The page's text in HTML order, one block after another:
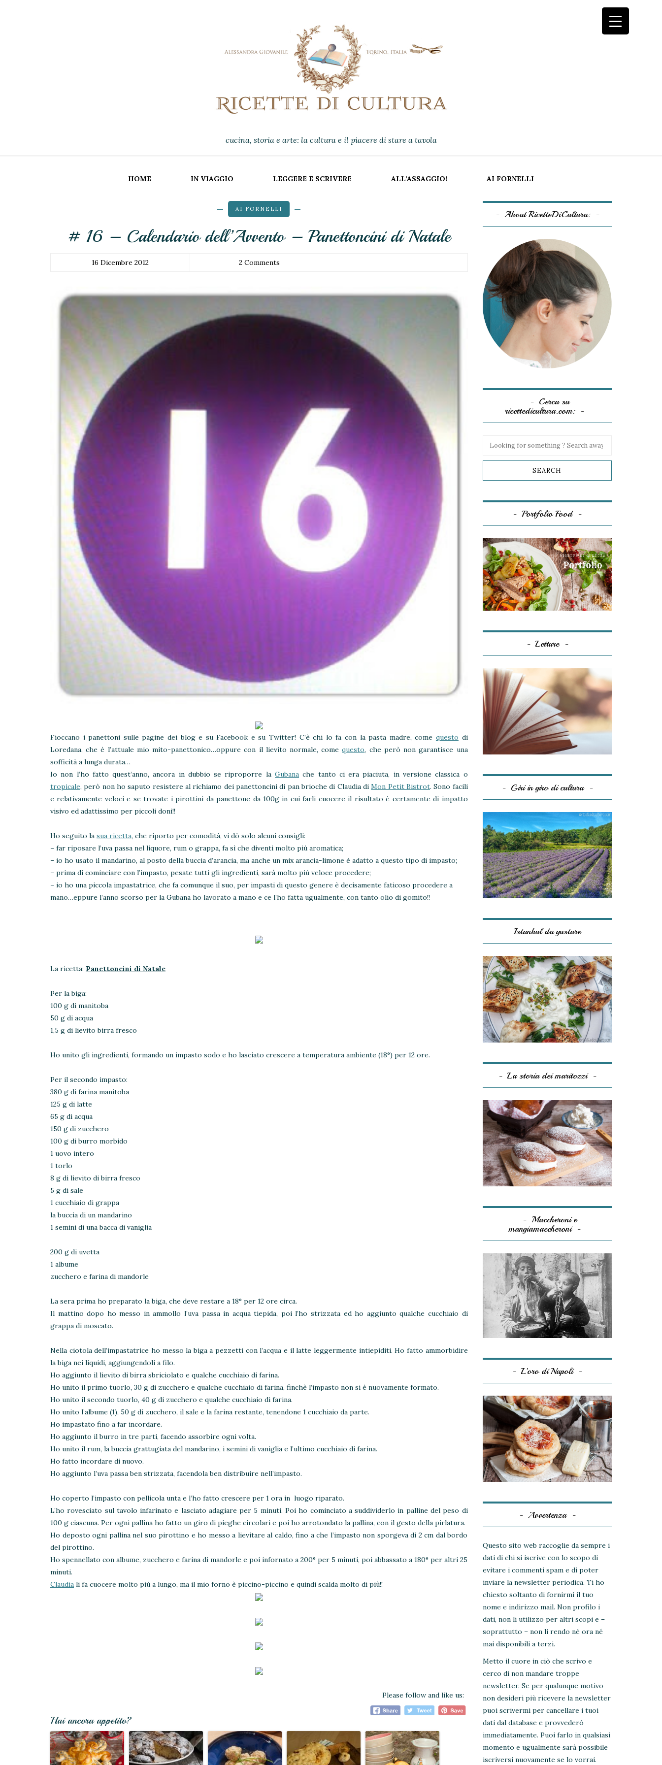
cucina, storia e arte: la cultura e il piacere di stare a tavola
HOME IN VIAGGIO LEGGERE E SCRIVERE ALL’ASSAGGIO! AI FORNELLI
AI FORNELLI
# 16 – Calendario dell’Avvento – Panettoncini di Natale
16 Dicembre 2012 2 Comments
Fioccano i panettoni sulle pagine dei blog e su Facebook e su Twitter! C’è chi lo fa con la pasta madre, come questo di
Loredana, che è l’attuale mio mito-panettonico…oppure con il lievito normale, comequesto, che però non garantisce una
sofficità a lunga durata…
Io non l’ho fatto quest’anno, ancora in dubbio se riproporre laGubana che tanto ci era piaciuta, in versione classica o
tropicale, però non ho saputo resistere al richiamo dei panettoncini di pan brioche di Claudia di Mon Petit Bistrot. Sono facili
e relativamente veloci e se trovate i pirottini da panettone da 100g in cui farli cuocere il risultato è certamente di impatto
visivo ed adattissimo per piccoli doni!!
Ho seguito la sua ricetta, che riporto per comodità, vi dò solo alcuni consigli:
– far riposare l’uva passa nel liquore, rum o grappa, fa sì che diventi molto più aromatica;
– io ho usato il mandarino, al posto della buccia d’arancia, ma anche un mix arancia-limone è adatto a questo tipo di impasto;
– prima di cominciare con l’impasto, pesate tutti gli ingredienti, sarà molto più veloce procedere;
– io ho una piccola impastatrice, che fa comunque il suo, per impasti di questo genere è decisamente faticoso procedere a
mano…eppure l’anno scorso per la Gubana ho lavorato a mano e ce l’ho fatta ugualmente, con tanto olio di gomito!!
La ricetta: Panettoncini di Natale
Per la biga:
100 g di manitoba
50 g di acqua
1,5 g di lievito birra fresco
Ho unito gli ingredienti, formando un impasto sodo e ho lasciato crescere a temperatura ambiente (18°) per 12 ore.
Per il secondo impasto:
380 g di farina manitoba
125 g di latte
65 g di acqua
150 g di zucchero
100 g di burro morbido
1 uovo intero
1 torlo
8 g di lievito di birra fresco
5 g di sale
1 cucchiaio di grappa
la buccia di un mandarino
1 semini di una bacca di vaniglia
200 g di uvetta
1 albume
zucchero e farina di mandorle
La sera prima ho preparato la biga, che deve restare a 18° per 12 ore circa.
Il mattino dopo ho messo in ammollo l’uva passa in acqua tiepida, poi l’ho strizzata ed ho aggiunto qualche cucchiaio di
grappa di moscato.
Nella ciotola dell’impastatrice ho messo la biga a pezzetti con l’acqua e il latte leggermente intiepiditi. Ho fatto ammorbidire
la biga nei liquidi, aggiungendoli a filo.
Ho aggiunto il lievito di birra sbriciolato e qualche cucchiaio di farina.
Ho unito il primo tuorlo, 30 g di zucchero e qualche cucchiaio di farina, finchè l’impasto non si è nuovamente formato.
Ho unito il secondo tuorlo, 40 g di zucchero e qualche cucchiaio di farina.
Ho unito l’albume (1), 50 g di zucchero, il sale e la farina restante, tenendone 1 cucchiaio da parte.
Ho impastato fino a far incordare.
Ho aggiunto il burro in tre parti, facendo assorbire ogni volta.
Ho unito il rum, la buccia grattugiata del mandarino, i semini di vaniglia e l’ultimo cucchiaio di farina.
Ho fatto incordare di nuovo.
Ho aggiunto l’uva passa ben strizzata, facendola ben distribuire nell’impasto.
Ho coperto l’impasto con pellicola unta e l’ho fatto crescere per 1 ora in luogo riparato.
L’ho rovesciato sul tavolo infarinato e lasciato adagiare per 5 minuti. Poi ho cominciato a suddividerlo in palline del peso di
100 g ciascuna. Per ogni pallina ho fatto un giro di pieghe circolari e poi ho arrotondato la pallina, con il gesto della pirlatura.
Ho deposto ogni pallina nel suo pirottino e ho messo a lievitare al caldo, fino a che l’impasto non sporgeva di 2 cm dal bordo
del pirottino.
Ho spennellato con albume, zucchero e farina di mandorle e poi infornato a 200° per 5 minuti, poi abbassato a 180° per altri 25
minuti.
Claudia li fa cuocere molto più a lungo, ma il mio forno è piccino-piccino e quindi scalda molto di più!!
Please follow and like us:
Hai ancora appetito?
About RicetteDiCultura:
Cerca su
ricettedicultura.com:
Portfolio Food
Letture
Giri in giro di cultura
Istanbul da gustare
La storia dei maritozzi
Maccheroni e
mangiamaccheroni
L’oro di Napoli
Avvertenza
Questo sito web raccoglie da sempre i
dati di chi si iscrive con lo scopo di
evitare i commenti spam e di poter
inviare la newsletter periodica. Ti ho
chiesto soltanto di fornirmi il tuo
nome e indirizzo mail. Non profilo i
dati, non li utilizzo per altri scopi e –
soprattutto – non li rendo né ora né
mai disponibili a terzi.
Metto il cuore in ciò che scrivo e
cerco di non mandare troppe
newsletter. Se per qualunque motivo
non desideri più ricevere la newsletter
puoi scrivermi per cancellare i tuoi
dati dal database e provvederò
immediatamente. Puoi farlo in qualsiasi
momento e ugualmente sarà possibile
iscriversi nuovamente se lo vorrai.